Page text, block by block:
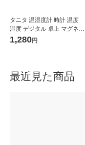
タニタ 温湿度計 時計 温度
湿度 デジタル 卓上 マグネッ
ト ホワイト TT-585-WH
1,280円
最近見た商品